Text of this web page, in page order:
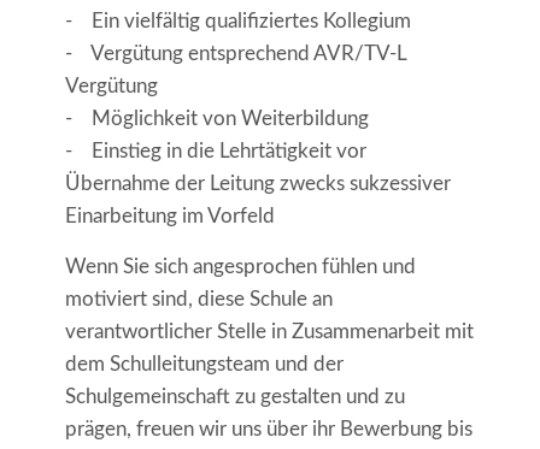
- Ein vielfältig qualifiziertes Kollegium
- Vergütung entsprechend AVR/TV-L
Vergütung
- Möglichkeit von Weiterbildung
- Einstieg in die Lehrtätigkeit vor
Übernahme der Leitung zwecks sukzessiver
Einarbeitung im Vorfeld
Wenn Sie sich angesprochen fühlen und
motiviert sind, diese Schule an
verantwortlicher Stelle in Zusammenarbeit mit
dem Schulleitungsteam und der
Schulgemeinschaft zu gestalten und zu
prägen, freuen wir uns über ihr Bewerbung bis